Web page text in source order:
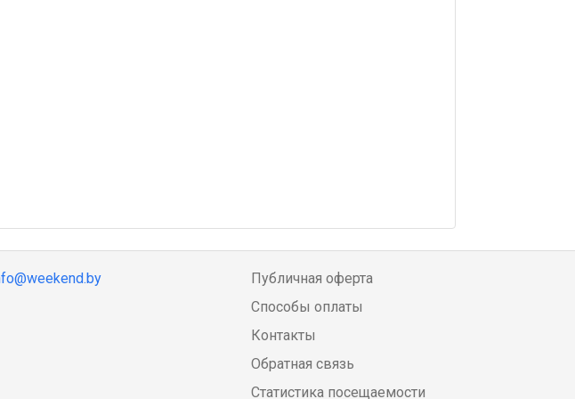
Публичная оферта
Способы оплаты
Контакты
Обратная связь
Статистика посещаемости